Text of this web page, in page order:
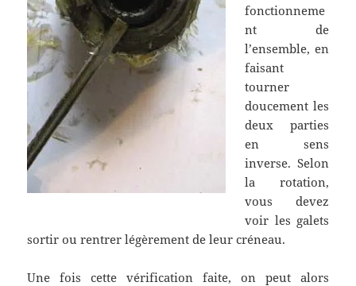
fonctionneme
nt de
l’ensemble, en
faisant
tourner
doucement les
deux parties
en sens
inverse. Selon
la rotation,
vous devez
voir les galets
sortir ou rentrer légèrement de leur créneau.
Une fois cette vérification faite, on peut alors